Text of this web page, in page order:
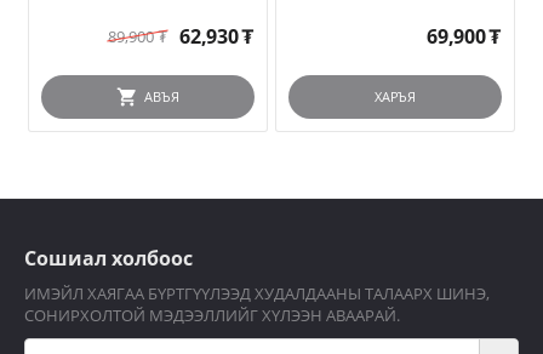
89,900₮ 62,930₮
АВЪЯ
69,900₮
ХАРЪЯ
Сошиал холбоос
ИМЭЙЛ ХАЯГАА БҮРТГҮҮЛЭЭД ХУДАЛДААНЫ ТАЛААРХ ШИНЭ,
СОНИРХОЛТОЙ МЭДЭЭЛЛИЙГ ХҮЛЭЭН АВААРАЙ.